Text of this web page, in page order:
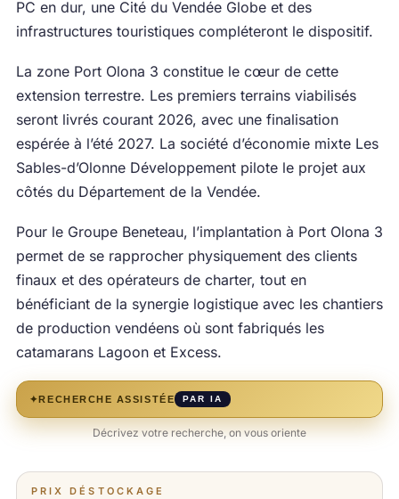
PC en dur, une Cité du Vendée Globe et des
infrastructures touristiques compléteront le dispositif.
La zone Port Olona 3 constitue le cœur de cette
extension terrestre. Les premiers terrains viabilisés
seront livrés courant 2026, avec une finalisation
espérée à l’été 2027. La société d’économie mixte Les
Sables-d’Olonne Développement pilote le projet aux
côtés du Département de la Vendée.
Pour le Groupe Beneteau, l’implantation à Port Olona 3
permet de se rapprocher physiquement des clients
finaux et des opérateurs de charter, tout en
bénéficiant de la synergie logistique avec les chantiers
de production vendéens où sont fabriqués les
catamarans Lagoon et Excess.
✦RECHERCHE ASSISTÉE PAR IA
Décrivez votre recherche, on vous oriente
PRIX DÉSTOCKAGE